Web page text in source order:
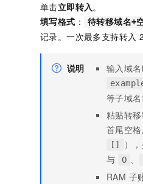
单击立即转入。
填写格式 ： 待转移域名+
记录。一次最多支持转入
说明 输入域
等子域名
粘贴转
首尾空
[] ）
与 O 、
RAM 子